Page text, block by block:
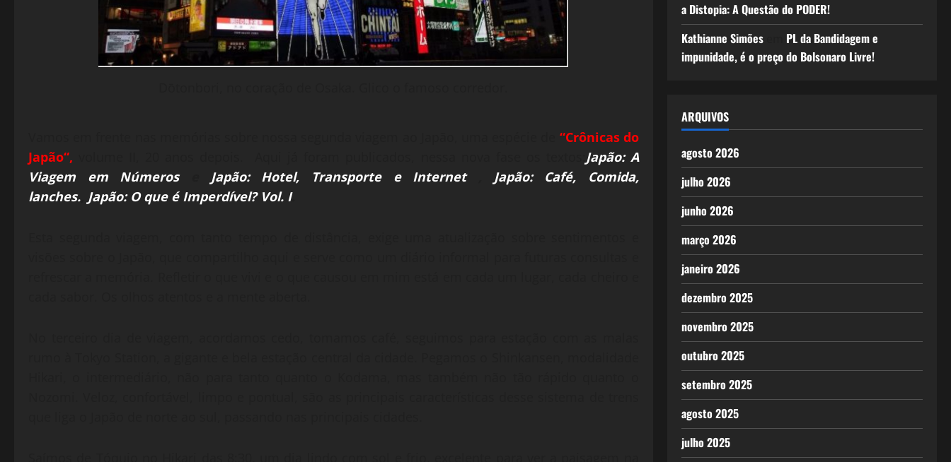
“Crônicas do
Japão“,
Japão: A
Viagem em Númerose Japão: Hotel, Transporte e Internet, Japão: Café, Comida,
lanches. Japão: O que é Imperdível? Vol. I.
a Distopia: A Questão do PODER!
Kathianne Simõesem PL da Bandidagem e
impunidade, é o preço do Bolsonaro Livre!
ARQUIVOS
agosto 2026
julho 2026
junho 2026
março 2026
janeiro 2026
dezembro 2025
novembro 2025
outubro 2025
setembro 2025
agosto 2025
julho 2025